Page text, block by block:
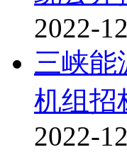
2022-
三峡能
机组招
2022-